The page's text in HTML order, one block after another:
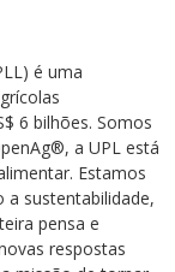
é uma
6 bilhões. Somos
a UPL está
Estamos
a sustentabilidade,
pensa e
respostas